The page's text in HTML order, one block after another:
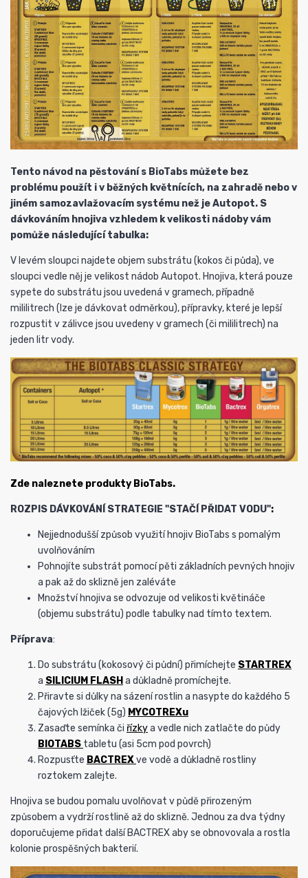
Tento návod na pěstování s BioTabs můžete bez
problému použít i v běžných květnících, na zahradě nebo v
jiném samozavlažovacím systému než je Autopot. S
dávkováním hnojiva vzhledem k velikosti nádoby vám
pomůže následující tabulka:
V levém sloupci najdete objem substrátu (kokos či půda), ve
sloupci vedle něj je velikost nádob Autopot. Hnojiva, která pouze
sypete do substrátu jsou uvedená v gramech, případně
mililitrech (lze je dávkovat odměrkou), přípravky, které je lepší
rozpustit v zálivce jsou uvedeny v gramech (či mililitrech) na
jeden litr vody.
Zde naleznete produkty BioTabs.
ROZPIS DÁVKOVÁNÍ STRATEGIE "STAČÍ PŘIDAT VODU":
Nejjednodušší způsob využití hnojiv BioTabs s pomalým
uvolňováním
Pohnojíte substrát pomocí pěti základních pevných hnojiv
a pak až do sklizně jen zaléváte
Množství hnojiva se odvozuje od velikosti květináče
(objemu substrátu) podle tabulky nad tímto textem.
Příprava:
Do substrátu (kokosový či půdní) přimíchejte STARTREX
a SILICIUM FLASH a důkladně promíchejte.
Přiravte si důlky na sázení rostlin a nasypte do každého 5
čajových lžiček (5g) MYCOTREXu
Zasaďte semínka či řízkya vedle nich zatlačte do půdy
BIOTABS tabletu (asi 5cm pod povrch)
Rozpusťte BACTREXve vodě a důkladně rostliny
roztokem zalejte.
Hnojiva se budou pomalu uvolňovat v půdě přirozeným
způsobem a vydrží rostlině až do sklizně. Jednou za dva týdny
doporučujeme přidat další BACTREX aby se obnovovala a rostla
kolonie prospěšných bakterií.